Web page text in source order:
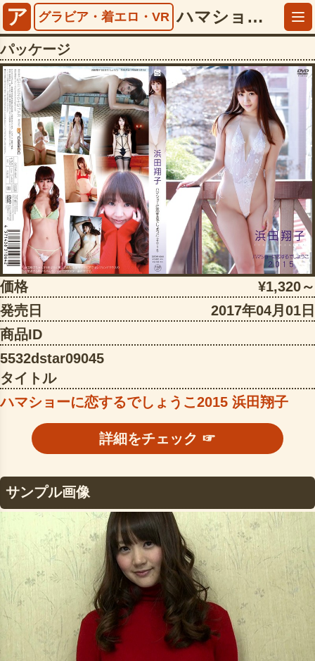
ア グラビア・着エロ・VR ハマショーに恋するでしょうこ2015 浜田翔子【5532dstar09045】
パッケージ
価格
¥1,320～
発売日
2017年04月01日
商品ID
5532dstar09045
タイトル
ハマショーに恋するでしょうこ2015 浜田翔子
詳細をチェック ☞
サンプル画像